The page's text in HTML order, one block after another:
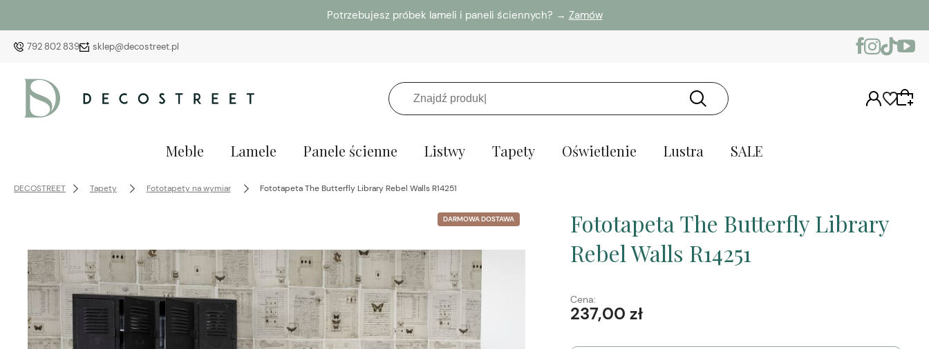
Potrzebujesz próbek lameli i paneli ściennych? → Zamów
792 802 839 sklep@decostreet.pl
Meble Lamele Panele ścienne Listwy Tapety Oświetlenie Lustra SALE
DECOSTREET Tapety Fototapety na wymiar Fototapeta The Butterfly Library Rebel Walls R14251
DARMOWA DOSTAWA
Fototapeta The Butterfly Library
Rebel Walls R14251
Cena:
237,00 zł